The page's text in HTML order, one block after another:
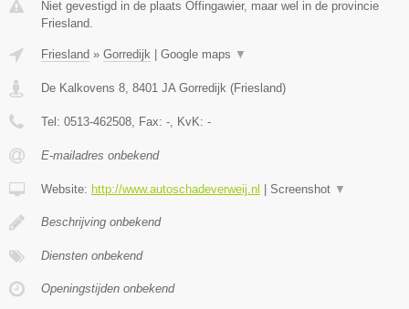
Niet gevestigd in de plaats Offingawier, maar wel in de provincie
Friesland.
Friesland » Gorredijk Google maps ▼
De Kalkovens 8, 8401 JA Gorredijk (Friesland)
Tel: 0513-462508, Fax: -, KvK: -
E-mailadres onbekend
Website: http://www.autoschadeverweij.nl Screenshot ▼
Beschrijving onbekend
Diensten onbekend
Openingstijden onbekend